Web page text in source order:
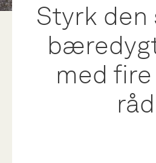
Styrk den
med
råd